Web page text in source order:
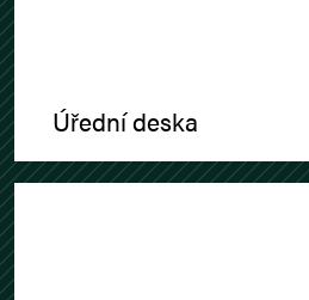
Úřední deska